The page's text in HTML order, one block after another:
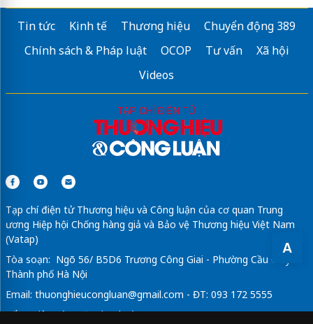
A
Tin tức Kinh tế Thương hiệu
Chuyển động 389
Chính sách & Pháp luật
OCOP Tư vấn
Xã hội
Videos
Tạp chí điện tử Thương hiệu và Công luận của cơ quan Trung
ương Hiệp hội Chống hàng giả và Bảo vệ Thương hiệu Việt Nam
(Vatap)
Tòa soạn: Ngõ 56/ B5D6 Trương Công Giai - Phường Cầu Giấy -
Thành phố Hà Nội
Email: thuonghieucongluan@gmail.com - ĐT: 093 172 5555
Tổng Biên Tập: Vũ Đức Thuận